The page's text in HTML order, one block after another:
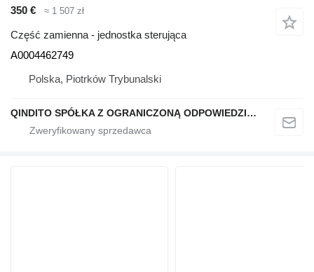
350 € ≈ 1 507 zł
Część zamienna - jednostka sterująca
A0004462749
Polska, Piotrków Trybunalski
QINDITO SPÓŁKA Z OGRANICZONĄ ODPOWIEDZIALNOŚCIĄ